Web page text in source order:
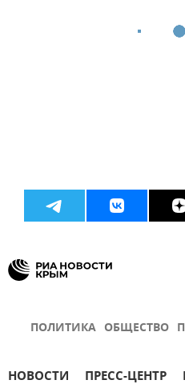
ПОЛИТИКА ОБЩЕСТВО
НОВОСТИ ПРЕСС-ЦЕНТР